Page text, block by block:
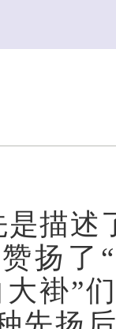
描述
扬了
褂”